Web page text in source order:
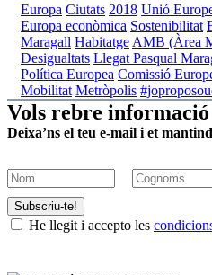
Europa Ciutats 2018 Unió
Europa econòmica Sostenibilitat
Maragall Habitatge AMB (Àrea
Desigualtats Llegat Pasqual
Política Europea Comissió
Mobilitat Metròpolis
Vols rebre
Deixa’ns el teu e-mail i et
Subscriu-te!
He llegit i accepto les